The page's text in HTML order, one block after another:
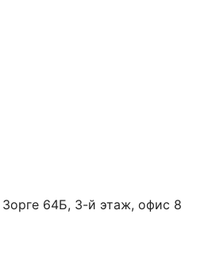
Зорге 64Б, 3-й этаж, офис 8